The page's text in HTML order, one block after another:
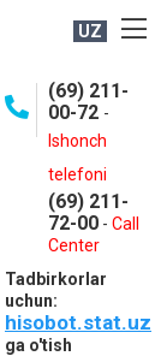
UZ
(69) 211-
00-72 -
Ishonch
telefoni
(69) 211-
72-00 - Call
Center
Tadbirkorlar
uchun:
hisobot.stat.uz
ga o'tish